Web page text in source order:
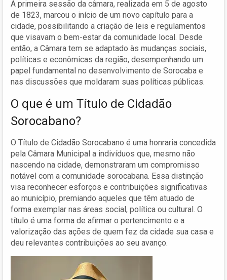
A primeira sessão da câmara, realizada em 5 de agosto
de 1823, marcou o início de um novo capítulo para a
cidade, possibilitando a criação de leis e regulamentos
que visavam o bem-estar da comunidade local. Desde
então, a Câmara tem se adaptado às mudanças sociais,
políticas e econômicas da região, desempenhando um
papel fundamental no desenvolvimento de Sorocaba e
nas discussões que moldaram suas políticas públicas.
O que é um Título de Cidadão
Sorocabano?
O Título de Cidadão Sorocabano é uma honraria concedida
pela Câmara Municipal a indivíduos que, mesmo não
nascendo na cidade, demonstraram um compromisso
notável com a comunidade sorocabana. Essa distinção
visa reconhecer esforços e contribuições significativas
ao município, premiando aqueles que têm atuado de
forma exemplar nas áreas social, política ou cultural. O
título é uma forma de afirmar o pertencimento e a
valorização das ações de quem fez da cidade sua casa e
deu relevantes contribuições ao seu avanço.